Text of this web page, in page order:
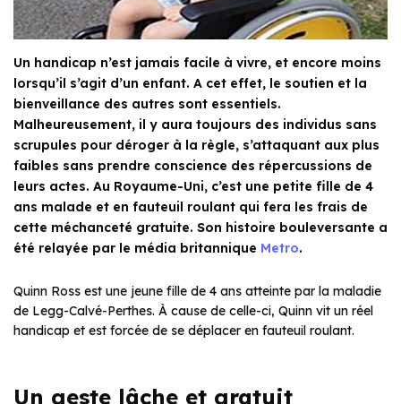
Un handicap n’est jamais facile à vivre, et encore moins
lorsqu’il s’agit d’un enfant. A cet effet, le soutien et la
bienveillance des autres sont essentiels.
Malheureusement, il y aura toujours des individus sans
scrupules pour déroger à la règle, s’attaquant aux plus
faibles sans prendre conscience des répercussions de
leurs actes. Au Royaume-Uni, c’est une petite fille de 4
ans malade et en fauteuil roulant qui fera les frais de
cette méchanceté gratuite. Son histoire bouleversante a
été relayée par le média britannique Metro.
Quinn Ross est une jeune fille de 4 ans atteinte par la maladie
de Legg-Calvé-Perthes. À cause de celle-ci, Quinn vit un réel
handicap et est forcée de se déplacer en fauteuil roulant.
Un geste lâche et gratuit